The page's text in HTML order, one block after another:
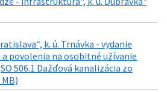
k. ú. Trnávka - vydanie
povolenia na osobitné užívanie
506.1 Dažďová kanalizácia zo